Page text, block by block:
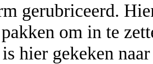
gerubriceerd.
om in te
hier gekeken